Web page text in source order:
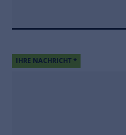
IHRE NACHRICHT*